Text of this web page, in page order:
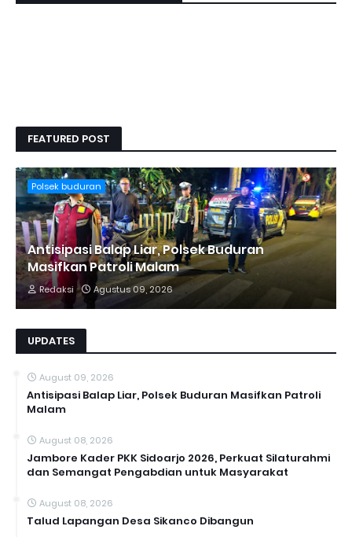
FEATURED POST
Polsek buduran
Antisipasi Balap Liar, Polsek Buduran
Masifkan Patroli Malam
Redaksi Agustus 09, 2026
UPDATES
August 09, 2026
Antisipasi Balap Liar, Polsek Buduran Masifkan Patroli
Malam
August 08, 2026
Jambore Kader PKK Sidoarjo 2026, Perkuat Silaturahmi
dan Semangat Pengabdian untuk Masyarakat
August 08, 2026
Talud Lapangan Desa Sikanco Dibangun